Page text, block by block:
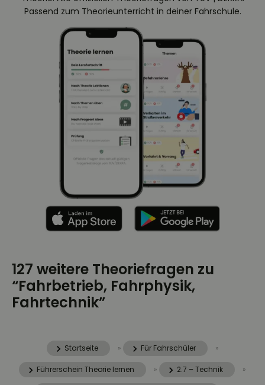
Passend zum Theorieunterricht in deiner Fahrschule.
127 weitere Theoriefragen zu
“Fahrbetrieb, Fahrphysik,
Fahrtechnik”
Startseite » Für Fahrschüler »
Führerschein Theorie lernen » 2.7 – Technik »